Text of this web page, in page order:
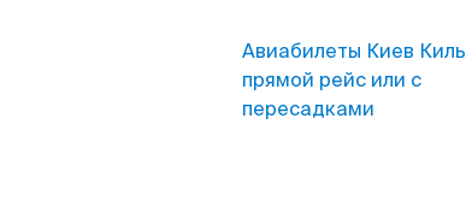
Авиабилеты Киев Киль
прямой рейс или с
пересадками